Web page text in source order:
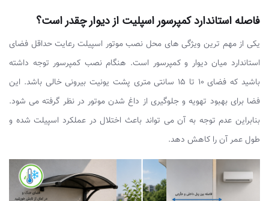
فاصله استاندارد کمپرسور اسپلیت از دیوار چقدر است؟
یکی از مهم ترین ویژگی های محل نصب موتور اسپیلت رعایت حداقل فضای
استاندارد میان دیوار و کمپرسور است. هنگام نصب کمپرسور توجه داشته
باشید که فضای 10 تا 15 سانتی متری پشت یونیت بیرونی خالی باشد. این
فضا برای بهبود تهویه و جلوگیری از داغ شدن موتور در نظر گرفته می شود.
بنابراین عدم توجه به آن می تواند باعث اختلال در عملکرد اسپیلت شده و
طول عمر آن را کاهش دهد.